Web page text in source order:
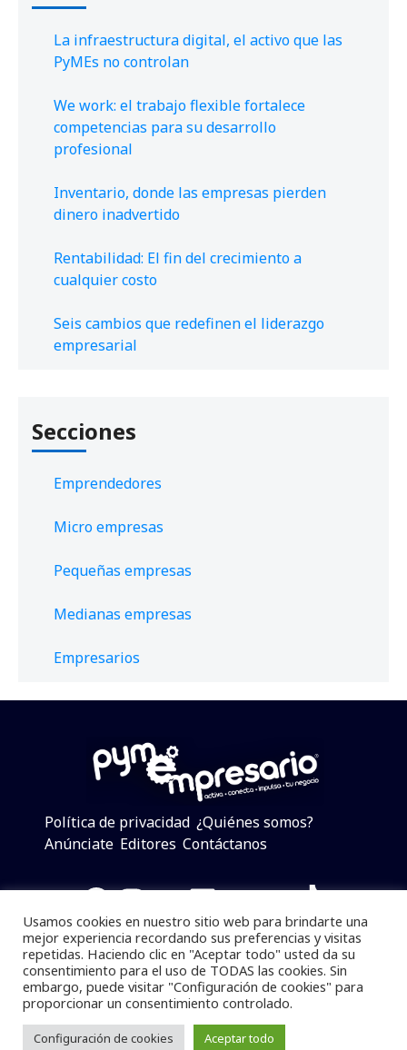
La infraestructura digital, el activo que las
PyMEs no controlan
We work: el trabajo flexible fortalece
competencias para su desarrollo
profesional
Inventario, donde las empresas pierden
dinero inadvertido
Rentabilidad: El fin del crecimiento a
cualquier costo
Seis cambios que redefinen el liderazgo
empresarial
Secciones
Emprendedores
Micro empresas
Pequeñas empresas
Medianas empresas
Empresarios
Política de privacidad ¿Quiénes somos?
Anúnciate Editores Contáctanos
Facebook
Instagram
Twitter
LinkedIn
Telegram
YouTube
TikTok
Pymempresario © 2025 Todos los derechos reservados.
Se prohibe el uso de la información total o parcial sin
dar referencia a la fuente.
Usamos cookies en nuestro sitio web para brindarte una
mejor experiencia recordando sus preferencias y visitas
repetidas. Haciendo clic en "Aceptar todo" usted da su
consentimiento para el uso de TODAS las cookies. Sin
embargo, puede visitar "Configuración de cookies" para
proporcionar un consentimiento controlado.
Configuración de cookies Aceptar todo